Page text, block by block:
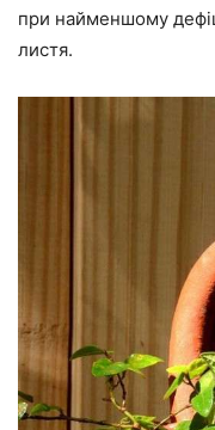
при найменшому
листя.